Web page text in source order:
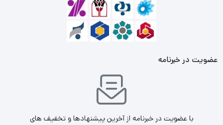
عضویت در خبرنامه
با عضویت در خبرنامه از آخرین پیشنهادها و تخفیف های